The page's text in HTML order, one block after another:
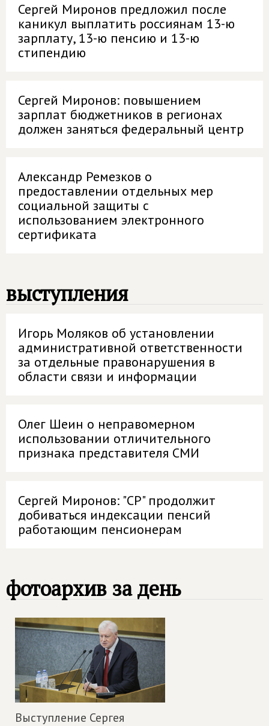
Сергей Миронов предложил после
каникул выплатить россиянам 13-ю
зарплату, 13-ю пенсию и 13-ю
стипендию
Сергей Миронов: повышением
зарплат бюджетников в регионах
должен заняться федеральный центр
Александр Ремезков о
предоставлении отдельных мер
социальной защиты с
использованием электронного
сертификата
выступления
Игорь Моляков об установлении
административной ответственности
за отдельные правонарушения в
области связи и информации
Олег Шеин о неправомерном
использовании отличительного
признака представителя СМИ
Сергей Миронов: "СР" продолжит
добиваться индексации пенсий
работающим пенсионерам
фотоархив за день
Выступление Сергея